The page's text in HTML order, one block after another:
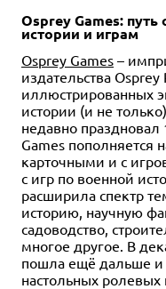
Osprey Games:
истории и играм
Osprey Games –
издательства
иллюстрированных
истории (и не
недавно праздновал
Games пополняется
карточными и с
с игр по военной
расширила спектр
историю, научную
садоводство,
многое другое. В
пошла ещё дальше и
настольных ролевых